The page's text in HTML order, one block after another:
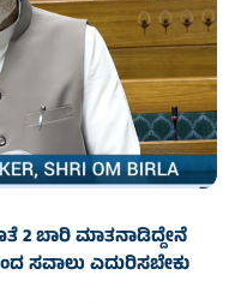
2 ಬಾರಿ ಮಾತನಾಡಿದ್ದೇನೆ
ಸವಾಲು ಎದುರಿಸಬೇಕು